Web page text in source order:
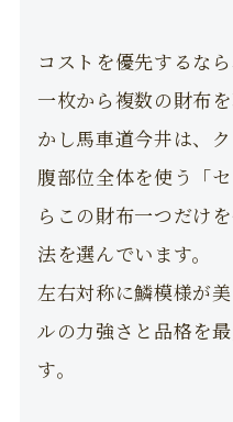
コストを優先するな
一枚から複数の財布
かし馬車道今井は、
腹部位全体を使う「
らこの財布一つだけ
法を選んでいます。
左右対称に鱗模様が
ルの力強さと品格を
す。